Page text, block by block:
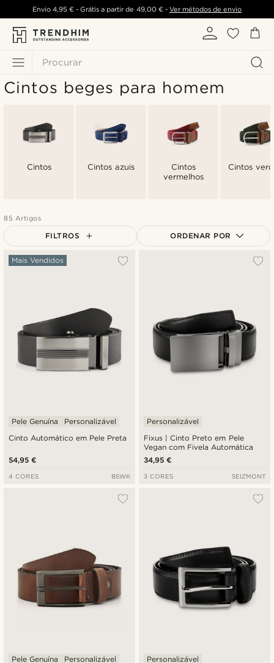
Procurar
Envio 4,95 €- Grátis a partir de 49,00 €- Ver métodos de envio
Cintos beges para homem
Cintos Cintos azuis
Cintos
vermelhos
Cintos
85 Artigos
FILTROS ORDENAR POR
Preço mais alto
Cinto Automático em Pele Preta
Mais Vendidos
Pele Genuína Personalizável
54,95 €
4 CORES BSWK
Fixus | Cinto Preto em Pele
Vegan com Fivela Automática
Personalizável
34,95 €
3 CORES SEIZMONT
Pele Genuína Personalizável Personalizável